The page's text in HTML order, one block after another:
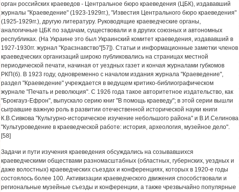
орган российских краеведов - Центральное бюро краеведения (ЦБК), издававший
журналы "Краеведение" (1923-1929гг.), "Известия Центрального бюро краеведения"
(1925-1929гг.), другую литературу. Руководящие краеведческие органы,
аналогичные ЦБК по задачам, существовали и в других союзных и автономных
республиках. (На Украине это был Украинский комитет краеведения, издававший в
1927-1930гг. журнал "Краєзнавство"[57]). Статьи и информационные заметки членов
краеведческих организаций широко публиковались на страницах местной
периодической печати, начиная от уездных газет и кончая журналами губкомов
РКП(б). В 1923 году, одновременно с началом издания журнала "Краеведение",
раздел "Краеведение" учреждается в ведущем критико-библиографическом
журнале "Печать и революция". С 1926 года такое авторитетное издательство, как
"Брокгауз-Ефрон", выпускало серию книг "В помощь краеведу"; в этой серии вышли
сыгравшие важную роль в развитии отечественной исторической науки книги
К.В.Сивкова "Культурно-историческое изучение небольшого района" и В.И.Селинова
"Культуроведение в краеведческой работе: история, археология, музейное дело".
[58]
Задачи и пути изучения краеведения обсуждались на созывавшихся
краеведческими обществами разномасштабных (областных, губернских, уездных и
даже волостных) краеведческих съездах и конференциях, которых в 1920-е годы
состоялось более 100. Активизации краеведческого движения способствовали и
региональные музейные съезды и конференции, а также чрезвычайно популярные